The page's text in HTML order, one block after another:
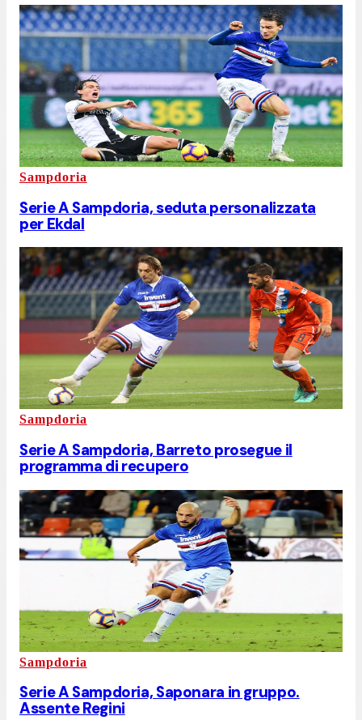
Sampdoria
Serie A Sampdoria, seduta personalizzata
per Ekdal
Sampdoria
Serie A Sampdoria, Barreto prosegue il
programma di recupero
Sampdoria
Serie A Sampdoria, Saponara in gruppo.
Assente Regini